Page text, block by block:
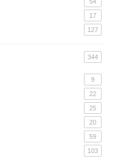
17
127
344
9
22
25
20
59
103